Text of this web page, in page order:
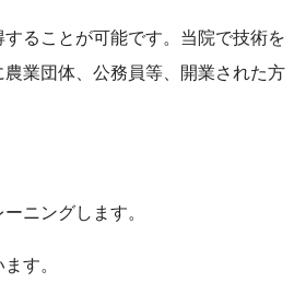
ることが可能です。当院で技術を
業団体、公務員等、開業された方
ニングします。
す。